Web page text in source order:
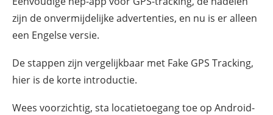
zijn de onvermijdelijke advertenties, en nu is er alleen
een Engelse versie.
De stappen zijn vergelijkbaar met Fake GPS Tracking,
hier is de korte introductie.
Wees voorzichtig, sta locatietoegang toe op Android-